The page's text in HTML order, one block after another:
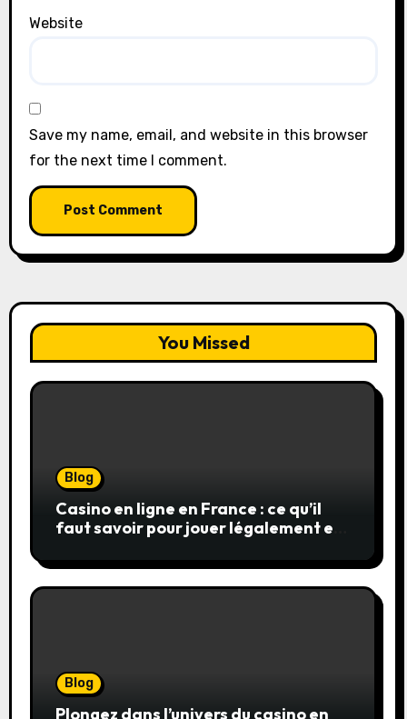
Website
Save my name, email, and website in this browser
for the next time I comment.
You Missed
Blog
Casino en ligne en France : ce qu’il
faut savoir pour jouer légalement et
Blog
Plongez dans l’univers du casino en